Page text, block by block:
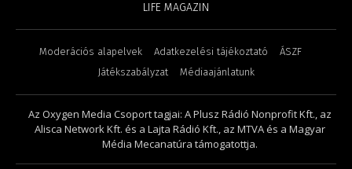
LIFE MAGAZIN
Moderációs alapelvek Adatkezelési tájékoztató
ÁSZF
Játékszabályzat
Médiaajánlatunk
Az Oxygen Media Csoport tagjai: A Plusz Rádió Nonprofit Kft., az
Alisca Network Kft. és a Lajta Rádió Kft., az MTVA és a Magyar
Média Mecanatúra támogatottja.